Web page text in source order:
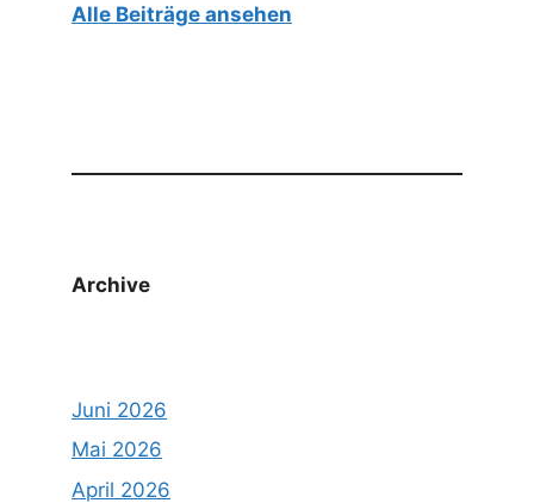
Alle Beiträge ansehen
Archive
Juni 2026
Mai 2026
April 2026